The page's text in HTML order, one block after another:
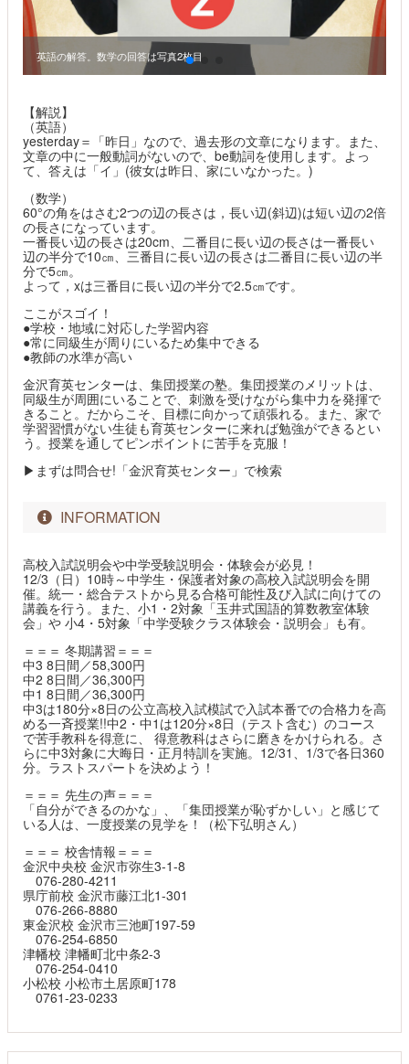
英語の解答。数学の回答は写真2枚目
【解説】
（英語）
yesterday＝「昨日」なので、過去形の文章になります。また、
文章の中に一般動詞がないので、be動詞を使用します。よっ
て、答えは「イ」(彼女は昨日、家にいなかった。)
（数学）
60°の角をはさむ2つの辺の長さは，長い辺(斜辺)は短い辺の2倍
の長さになっています。
一番長い辺の長さは20cm、二番目に長い辺の長さは一番長い
辺の半分で10㎝、三番目に長い辺の長さは二番目に長い辺の半
分で5㎝。
よって，xは三番目に長い辺の半分で2.5㎝です。
ここがスゴイ！
●学校・地域に対応した学習内容
●常に同級生が周りにいるため集中できる
●教師の水準が高い
金沢育英センターは、集団授業の塾。集団授業のメリットは、
同級生が周囲にいることで、刺激を受けながら集中力を発揮で
きること。だからこそ、目標に向かって頑張れる。また、家で
学習習慣がない生徒も育英センターに来れば勉強ができるとい
う。授業を通してピンポイントに苦手を克服！
▶まずは問合せ!「金沢育英センター」で検索
INFORMATION
高校入試説明会や中学受験説明会・体験会が必見！
12/3（日）10時～中学生・保護者対象の高校入試説明会を開
催。統一・総合テストから見る合格可能性及び入試に向けての
講義を行う。また、小1・2対象「玉井式国語的算数教室体験
会」や 小4・5対象「中学受験クラス体験会・説明会」も有。
＝＝＝ 冬期講習＝＝＝
中3 8日間／58,300円
中2 8日間／36,300円
中1 8日間／36,300円
中3は180分×8日の公立高校入試模試で入試本番での合格力を高
める一斉授業!!中2・中1は120分×8日（テスト含む）のコース
で苦手教科を得意に、 得意教科はさらに磨きをかけられる。さ
らに中3対象に大晦日・正月特訓を実施。12/31、1/3で各日360
分。ラストスパートを決めよう！
＝＝＝ 先生の声＝＝＝
「自分ができるのかな」、「集団授業が恥ずかしい」と感じて
いる人は、一度授業の見学を！（松下弘明さん）
＝＝＝ 校舎情報＝＝＝
金沢中央校 金沢市弥生3-1-8
076-280-4211
県庁前校 金沢市藤江北1-301
076-266-8880
東金沢校 金沢市三池町197-59
076-254-6850
津幡校 津幡町北中条2-3
076-254-0410
小松校 小松市土居原町178
0761-23-0233